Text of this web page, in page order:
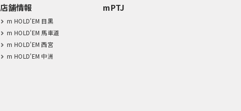
店舗情報
m HOLD'EM 目黒
m HOLD'EM 馬車道
m HOLD'EM 西宮
m HOLD'EM 中洲
mPTJ